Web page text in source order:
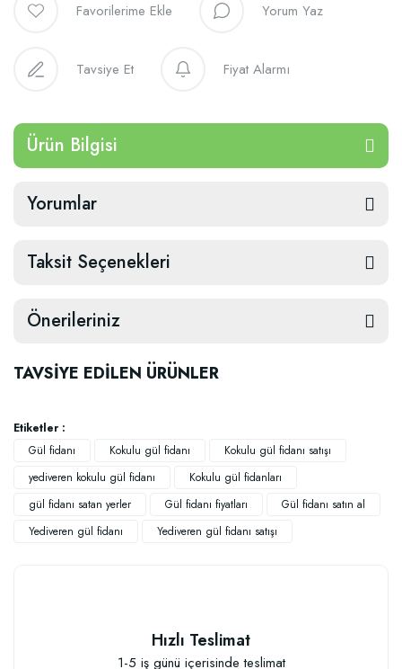
Yorum Yaz
Tavsiye Et Fiyat Alarmı
Ürün Bilgisi
Yorumlar
Taksit Seçenekleri
Önerileriniz
TAVSİYE EDİLEN ÜRÜNLER
Etiketler :
Gül fidanı
Kokulu gül fidanı
Kokulu gül fidanı satışı
yediveren kokulu gül fidanı
Kokulu gül fidanları
gül fidanı satan yerler
Gül fidanı fiyatları
Gül fidanı satın al
Yediveren gül fidanı
Yediveren gül fidanı satışı
Hızlı Teslimat
1-5 iş günü içerisinde teslimat